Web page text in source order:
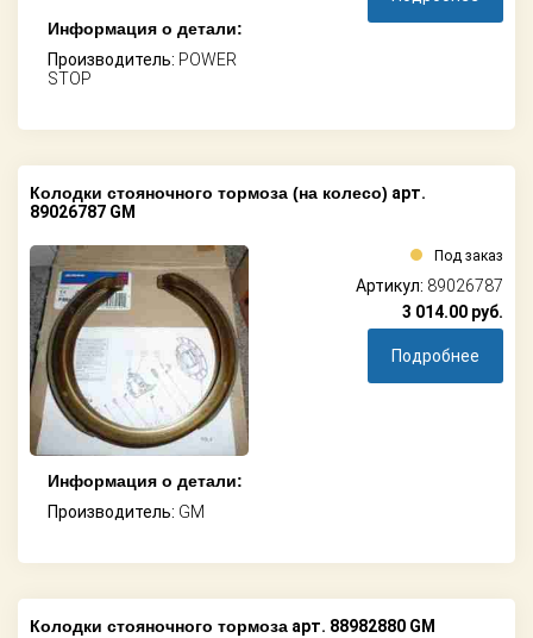
Информация о детали:
Производитель: POWER
STOP
Колодки стояночного тормоза (на колесо) арт.
89026787 GM
Информация о детали:
Производитель: GM
Под заказ
Артикул: 89026787
3 014.00 руб.
Подробнее
Колодки стояночного тормоза арт. 88982880 GM